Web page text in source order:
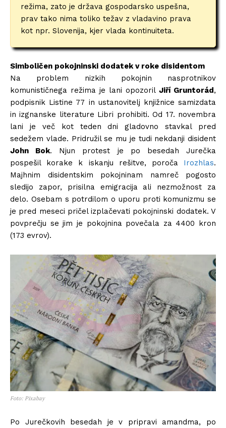
režima, zato je država gospodarsko uspešna,
prav tako nima toliko težav z vladavino prava
kot npr. Slovenija, kjer vlada kontinuiteta.
Simboličen pokojninski dodatek v roke disidentom
Na problem nizkih pokojnin nasprotnikov
komunističnega režima je lani opozoril Jiří Gruntorád ,
podpisnik Listine 77 in ustanovitelj knjižnice samizdata
in izgnanske literature Libri prohibiti. Od 17. novembra
lani je več kot teden dni gladovno stavkal pred
sedežem vlade. Pridružil se mu je tudi nekdanji disident
John Bok. Njun protest je po besedah ​​Jurečka
pospešil korake k iskanju rešitve, poroča Irozhlas.
Majhnim disidentskim pokojninam namreč pogosto
sledijo zapor, prisilna emigracija ali nezmožnost za
delo. Osebam s potrdilom o uporu proti komunizmu se
je pred meseci pričel izplačevati pokojninski dodatek. V
povprečju se jim je pokojnina povečala za 4400 kron
(173 evrov).
Foto: Pixabay
Po Jurečkovih besedah ​​je v pripravi amandma, po